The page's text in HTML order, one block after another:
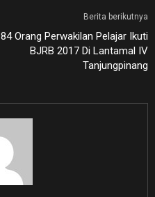
Berita berikutnya
84 Orang Perwakilan Pelajar Ikuti
BJRB 2017 Di Lantamal IV
Tanjungpinang